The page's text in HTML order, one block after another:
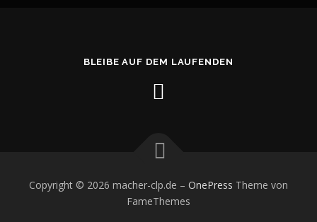
BLEIBE AUF DEM LAUFENDEN
Copyright © 2026 macher-clp.de – OnePress Theme von
FameThemes